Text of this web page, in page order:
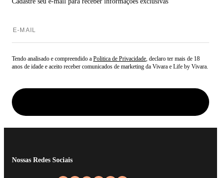
Tendo analisado e compreendido a Politica de Privacidade, declaro ter mais de 18
anos de idade e aceito receber comunicados de marketing da Vivara e Life by Vivara.
Nossas Redes Sociais